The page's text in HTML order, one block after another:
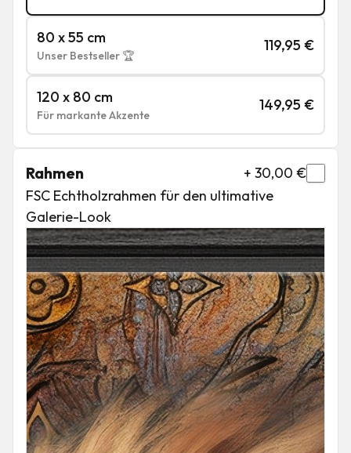
80 x 55 cm
Unser Bestseller 🏆
119,95 €
120 x 80 cm
Für markante Akzente
149,95 €
Rahmen + 30,00 €
FSC Echtholzrahmen für den ultimative
Galerie-Look